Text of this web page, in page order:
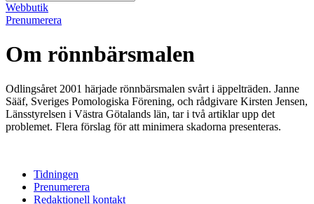
Webbutik
Prenumerera
Om rönnbärsmalen
Odlingsåret 2001 härjade rönnbärsmalen svårt i äppelträden. Janne
Sääf, Sveriges Pomologiska Förening, och rådgivare Kirsten Jensen,
Länsstyrelsen i Västra Götalands län, tar i två artiklar upp det
problemet. Flera förslag för att minimera skadorna presenteras.
Tidningen
Prenumerera
Redaktionell kontakt